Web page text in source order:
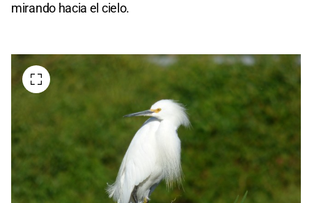
mirando hacia el cielo.